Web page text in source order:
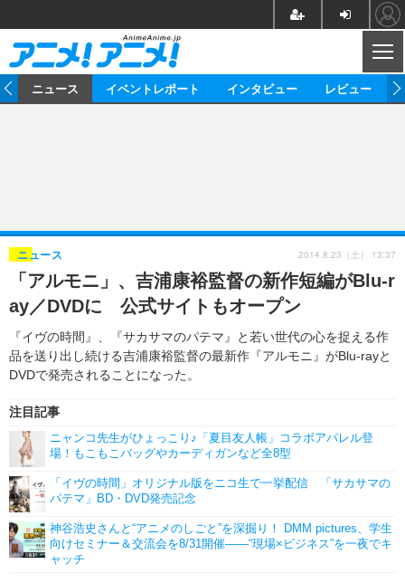
ゲーム グッズ
イベント 海外
海外イベント ビジネス
俳優・タレント アーティスト
ビジネス
アニメ 実写
ゲーム 座談会
動画
アニメ！アニメ！TV ABEMA Cafe
ニュース イベントレポート インタビュー レビュー
「アルモニ」、吉浦康裕監督の新作短編がBlu-r
ay／DVDに 公式サイトもオープン
『イヴの時間』、『サカサマのパテマ』と若い世代の心を捉える作
品を送り出し続ける吉浦康裕監督の最新作『アルモニ』がBlu-rayと
DVDで発売されることになった。
ニュース
注目記事
ニャンコ先生がひょっこり♪「夏目友人帳」コラボアパレル登
場！もこもこバッグやカーディガンなど全8型
「イヴの時間」オリジナル版をニコ生で一挙配信 「サカサマの
パテマ」BD・DVD発売記念
神谷浩史さんと“アニメのしごと”を深掘り！ DMM pictures、学生
向けセミナー＆交流会を8/31開催――“現場×ビジネス”を一夜でキ
ャッチ
2014.8.23（土） 13:37